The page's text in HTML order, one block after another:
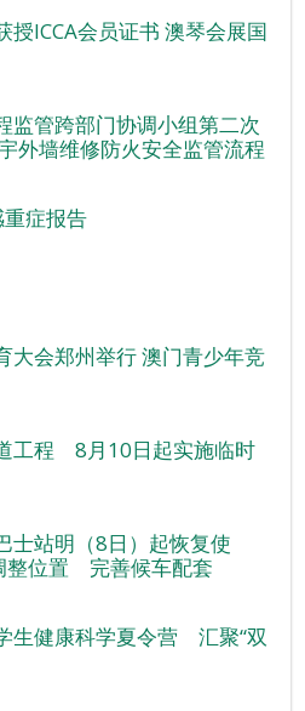
授ICCA会员证书 澳琴会展国
监管跨部门协调小组第二次
外墙维修防火安全监管流程
症报告
大会郑州举行 澳门青少年竞
工程 8月10日起实施临时
士站明（8日）起恢复使
整位置 完善候车配套
生健康科学夏令营 汇聚“双